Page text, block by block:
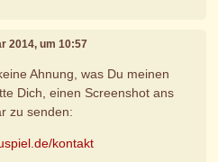
2014, um 10:57
Ahnung, was Du meinen
Dich, einen Screenshot ans
zu senden:
kontakt